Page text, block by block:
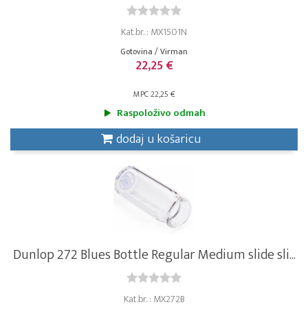
Kat.br. : MX1501N
Gotovina / Virman
22,25 €
MPC 22,25 €
Raspoloživo odmah
dodaj u košaricu
Dunlop 272 Blues Bottle Regular Medium slide sli...
Kat.br. : MX272B